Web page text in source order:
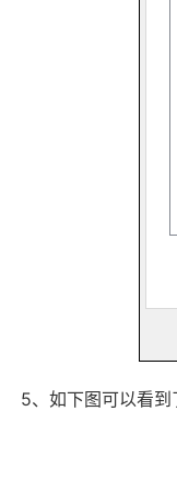
、如下图可以看到